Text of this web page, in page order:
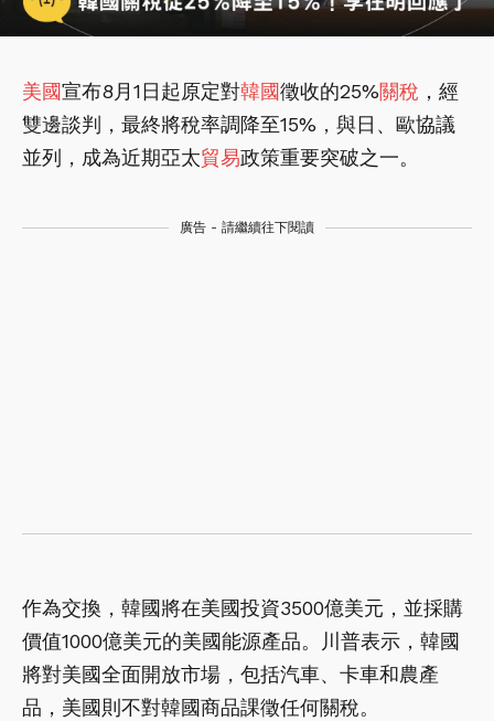
美國宣布8月1日起原定對韓國徵收的25%關稅 ，經
雙邊談判，最終將稅率調降至15%，與日、歐協議
並列，成為近期亞太貿易政策重要突破之一。
廣告 - 請繼續往下閱讀
作為交換，韓國將在美國投資3500億美元，並採購
價值1000億美元的美國能源產品。川普表示，韓國
將對美國全面開放市場，包括汽車、卡車和農產
品，美國則不對韓國商品課徵任何關稅。